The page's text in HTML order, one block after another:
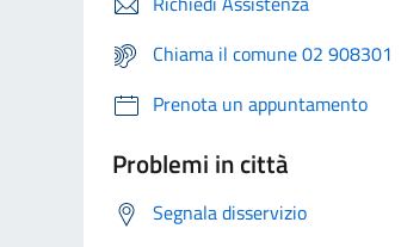
Chiama il comune 02 908301
Prenota un appuntamento
Problemi in città
Segnala disservizio